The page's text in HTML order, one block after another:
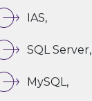
IAS,
SQL Server,
MySQL,